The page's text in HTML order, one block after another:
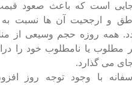
جایی است که باعث صعود
و ارجحیت آن ها نسبت به
همه روزه حجم وسیعی از
مطلوب یا نامطلوب خود را
می گذارد.
با وجود توجه روز